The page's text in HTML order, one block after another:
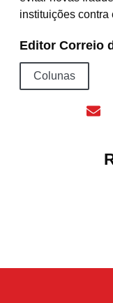
instituições contra
Editor Correio
Colunas